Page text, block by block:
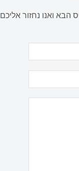
הבא ואנו נחזור אליכם